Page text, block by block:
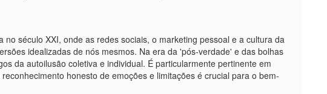
no século XXI, onde as redes sociais, o marketing pessoal e a cultura da
idealizadas de nós mesmos. Na era da 'pós-verdade' e das bolhas
da autoilusão coletiva e individual. É particularmente pertinente em
honesto de emoções e limitações é crucial para o bem-